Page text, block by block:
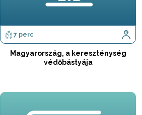
7 perc
Magyarország, a kereszténység
védőbástyája